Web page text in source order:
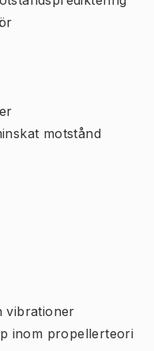
motstånd
vibrationer
inom propellerteori